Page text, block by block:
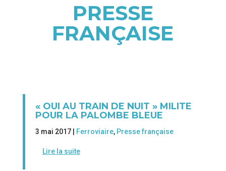
PRESSE
FRANÇAISE
« OUI AU TRAIN DE NUIT » MILITE
POUR LA PALOMBE BLEUE
3 mai 2017 | Ferroviaire, Presse française
Lire la suite